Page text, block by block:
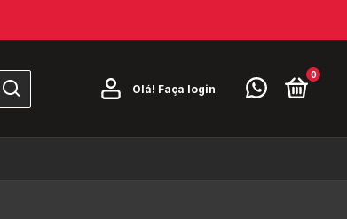
Olá! Faça login
0